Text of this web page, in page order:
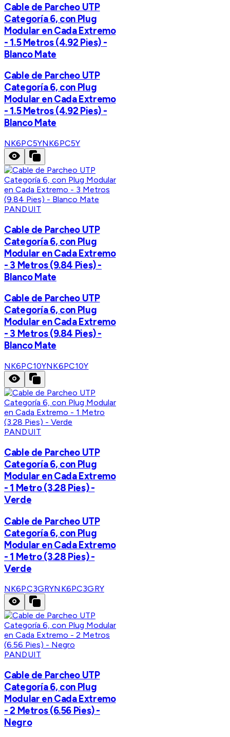
Cable de Parcheo UTP
Categoría 6, con Plug
Modular en Cada Extremo
- 1.5 Metros (4.92 Pies) -
Blanco Mate
Cable de Parcheo UTP
Categoría 6, con Plug
Modular en Cada Extremo
- 1.5 Metros (4.92 Pies) -
Blanco Mate
NK6PC5YNK6PC5Y
PANDUIT
Cable de Parcheo UTP
Categoría 6, con Plug
Modular en Cada Extremo
- 3 Metros (9.84 Pies) -
Blanco Mate
Cable de Parcheo UTP
Categoría 6, con Plug
Modular en Cada Extremo
- 3 Metros (9.84 Pies) -
Blanco Mate
NK6PC10YNK6PC10Y
PANDUIT
Cable de Parcheo UTP
Categoría 6, con Plug
Modular en Cada Extremo
- 1 Metro (3.28 Pies) -
Verde
Cable de Parcheo UTP
Categoría 6, con Plug
Modular en Cada Extremo
- 1 Metro (3.28 Pies) -
Verde
NK6PC3GRYNK6PC3GRY
PANDUIT
Cable de Parcheo UTP
Categoría 6, con Plug
Modular en Cada Extremo
- 2 Metros (6.56 Pies) -
Negro